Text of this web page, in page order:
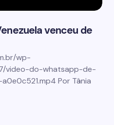
venceu de
wp-
video-do-whatsapp-de-
Por Tânia